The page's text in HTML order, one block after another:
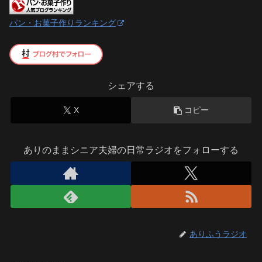
パン・お菓子作りランキング
シェアする
X コピー
ありのままシニア夫婦の日常ラジオをフォローする
ありふうラジオ